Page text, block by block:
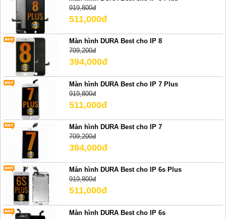
919,800đ
511,000đ
Màn hình DURA Best cho IP 8
709,200đ
394,000đ
Màn hình DURA Best cho IP 7 Plus
919,800đ
511,000đ
Màn hình DURA Best cho IP 7
709,200đ
394,000đ
Màn hình DURA Best cho IP 6s Plus
919,800đ
511,000đ
Màn hình DURA Best cho IP 6s